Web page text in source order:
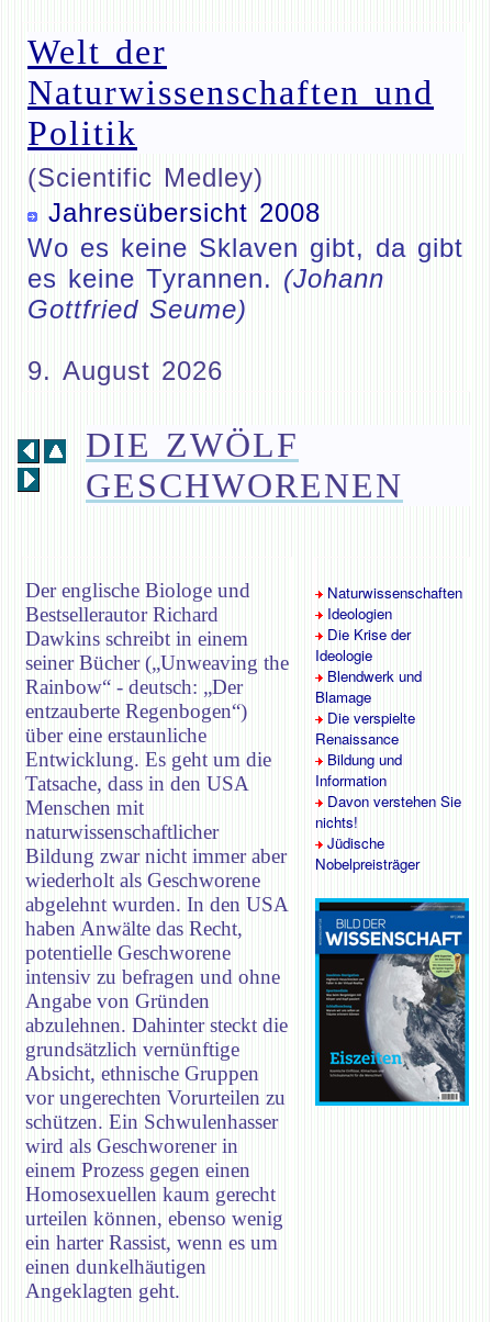
Welt der
Naturwissenschaften und
Politik
(Scientific Medley)
Jahresübersicht 2008
Wo es keine Sklaven gibt, da gibt
es keine Tyrannen. (Johann
Gottfried Seume)
9. August 2026
DIE ZWÖLF
GESCHWORENEN
Der englische Biologe und
Bestsellerautor Richard
Dawkins schreibt in einem
seiner Bücher („Unweaving the
Rainbow“ - deutsch: „Der
entzauberte Regenbogen“)
über eine erstaunliche
Entwicklung. Es geht um die
Tatsache, dass in den USA
Menschen mit
naturwissenschaftlicher
Bildung zwar nicht immer aber
wiederholt als Geschworene
abgelehnt wurden. In den USA
haben Anwälte das Recht,
potentielle Geschworene
intensiv zu befragen und ohne
Angabe von Gründen
abzulehnen. Dahinter steckt die
grundsätzlich vernünftige
Absicht, ethnische Gruppen
vor ungerechten Vorurteilen zu
schützen. Ein Schwulenhasser
wird als Geschworener in
einem Prozess gegen einen
Homosexuellen kaum gerecht
urteilen können, ebenso wenig
ein harter Rassist, wenn es um
einen dunkelhäutigen
Angeklagten geht.
Naturwissenschaften
Ideologien
Die Krise der
Ideologie
Blendwerk und
Blamage
Die verspielte
Renaissance
Bildung und
Information
Davon verstehen Sie
nichts!
Jüdische
Nobelpreisträger